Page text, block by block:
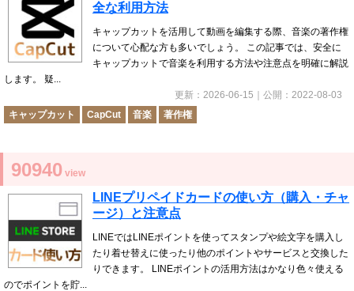
全な利用方法
キャップカットを活用して動画を編集する際、音楽の著作権
について心配な方も多いでしょう。 この記事では、安全に
キャップカットで音楽を利用する方法や注意点を明確に解説
します。 疑...
更新： 2026-06-15 ｜公開： 2022-08-03
キャップカット
CapCut 音楽 著作権
90940 view
LINEプリペイドカードの使い方（購入・チャ
ージ）と注意点
LINEではLINEポイントを使ってスタンプや絵文字を購入し
たり着せ替えに使ったり他のポイントやサービスと交換した
りできます。 LINEポイントの活用方法はかなり色々使える
のでポイントを貯...